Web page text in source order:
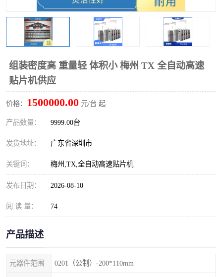
组装密度高 重量轻 体积小 梅州 TX 全自动高速
贴片机供应
价格： 1500000.00 元/台 起
产品数量： 9999.00台
发货地址： 广东省深圳市
关键词： 梅州,TX,全自动高速贴片机
发布日期： 2026-08-10
阅 读 量： 74
产品描述
元器件范围 0201（公制）-200*110mm